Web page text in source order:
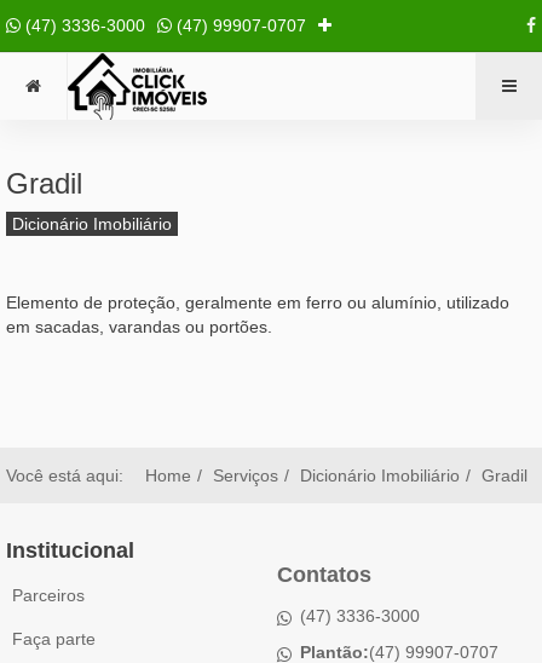
(47) 3336-3000 (47) 99907-0707
Gradil
Dicionário Imobiliário
Elemento de proteção, geralmente em ferro ou alumínio, utilizado
em sacadas, varandas ou portões.
Você está aqui: Home Serviços Dicionário Imobiliário Gradil
Institucional
Parceiros
Faça parte
Contatos
(47) 3336-3000
Plantão:(47) 99907-0707